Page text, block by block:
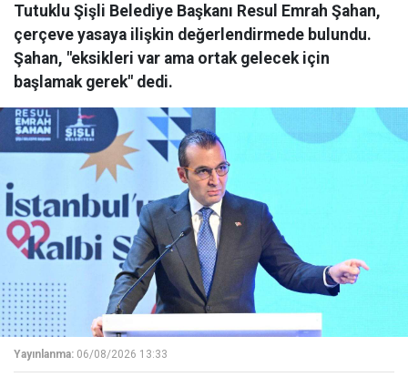
Tutuklu Şişli Belediye Başkanı Resul Emrah Şahan,
çerçeve yasaya ilişkin değerlendirmede bulundu.
Şahan, "eksikleri var ama ortak gelecek için
başlamak gerek" dedi.
Yayınlanma: 06/08/2026 13:33